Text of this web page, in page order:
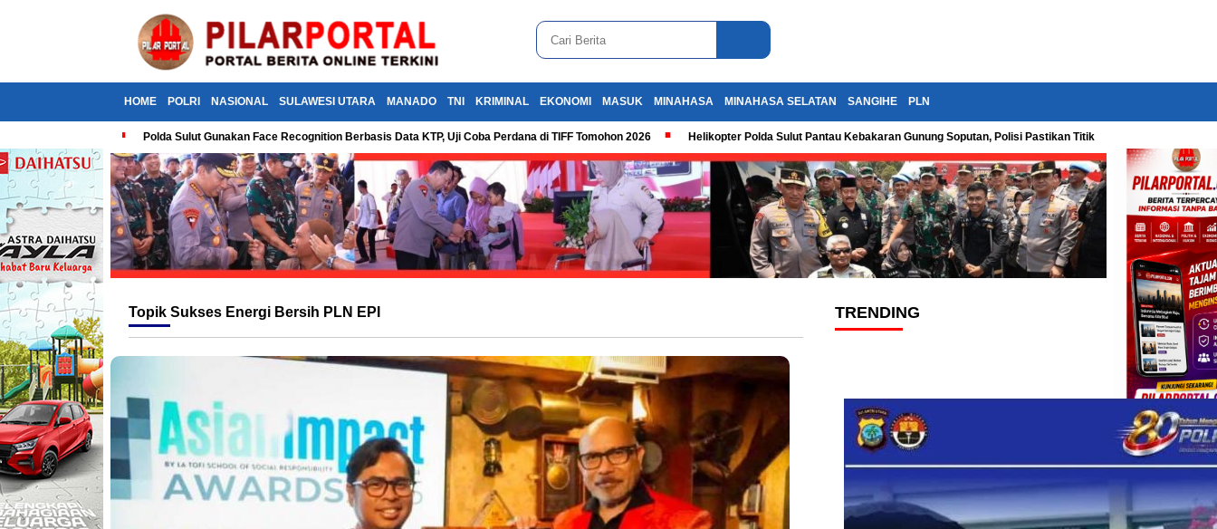
HOME POLRI NASIONAL SULAWESI UTARA MANADO TNI KRIMINAL EKONOMI MASUK MINAHASA MINAHASA SELATAN SANGIHE PLN
Polda Sulut Gunakan Face Recognition Berbasis Data KTP, Uji Coba Perdana di TIFF Tomohon 2026 Helikopter Polda Sulut Pantau Kebakaran Gunung Soputan, Polisi Pastikan Titik Api Terus Diawasi
Topik Sukses Energi Bersih PLN EPI TRENDING